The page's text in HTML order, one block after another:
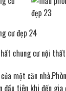
chung cư nội
một căn
tiên khi đến gia